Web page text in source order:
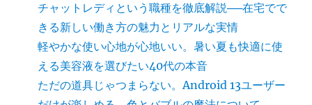
チャットレディという職種を徹底解説──在宅でで
きる新しい働き方の魅力とリアルな実情
軽やかな使い心地が心地いい。暑い夏も快適に使
える美容液を選びたい40代の本音
ただの道具じゃつまらない。Android 13ユーザー